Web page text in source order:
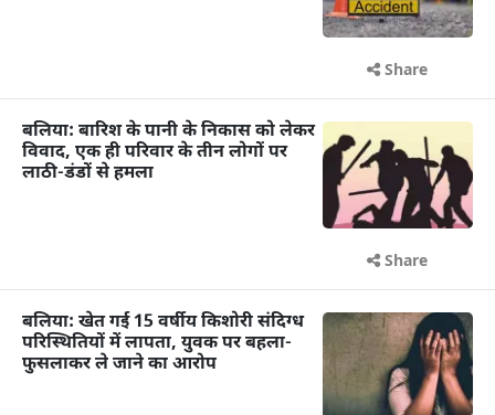
Share
बलिया: बारिश के पानी के निकास को लेकर
विवाद, एक ही परिवार के तीन लोगों पर
लाठी-डंडों से हमला
Share
बलिया: खेत गई 15 वर्षीय किशोरी संदिग्ध
परिस्थितियों में लापता, युवक पर बहला-
फुसलाकर ले जाने का आरोप